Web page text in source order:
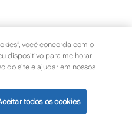
vida oferece
substitui consultas,
cobertas
você concorda com o
dispositivo para melhorar
do site e ajudar em nossos
todos os cookies